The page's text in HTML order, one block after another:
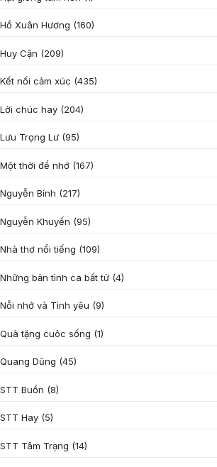
Hồ Xuân Hương (160)
Huy Cận (209)
Kết nối cảm xúc (435)
Lời chúc hay (204)
Lưu Trọng Lư (95)
Một thời để nhớ (167)
Nguyễn Bính (217)
Nguyễn Khuyến (95)
Nhà thơ nổi tiếng (109)
Những bản tình ca bất tử (4)
Nỗi nhớ và Tình yêu (9)
Quà tặng cuôc sống (1)
Quang Dũng (45)
STT Buồn (8)
STT Hay (5)
STT Tâm Trạng (14)